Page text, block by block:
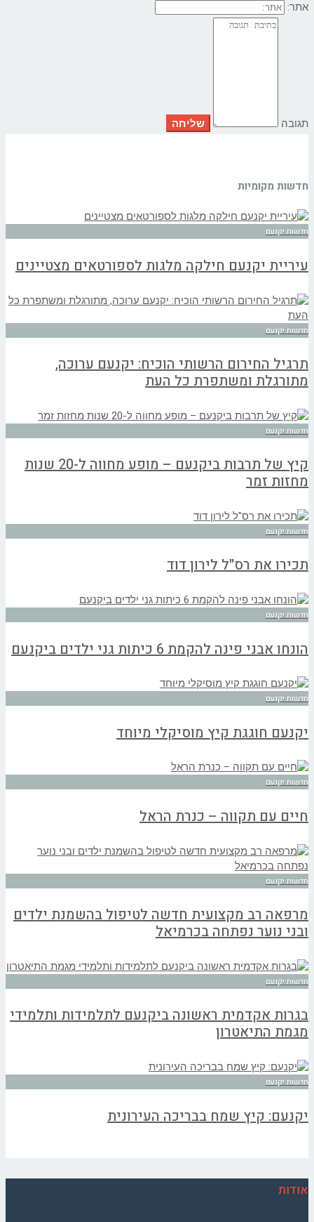
אתר:
תגובה
חדשות מקומיות
חדשות יקנעם
עיריית יקנעם חילקה מלגות לספורטאים מצטיינים
חדשות יקנעם
תרגיל החירום הרשותי הוכיח: יקנעם ערוכה,
מתורגלת ומשתפרת כל העת
חדשות יקנעם
קיץ של תרבות ביקנעם – מופע מחווה ל-20 שנות
מחזות זמר
חדשות יקנעם
תכירו את רס"ל לירון דוד
חדשות יקנעם
הונחו אבני פינה להקמת 6 כיתות גני ילדים ביקנעם
חדשות יקנעם
יקנעם חוגגת קיץ מוסיקלי מיוחד
חדשות יקנעם
חיים עם תקווה – כנרת הראל
חדשות יקנעם
מרפאה רב מקצועית חדשה לטיפול בהשמנת ילדים
ובני נוער נפתחה בכרמיאל
חדשות יקנעם
בגרות אקדמית ראשונה ביקנעם לתלמידות ותלמידי
מגמת התיאטרון
חדשות יקנעם
יקנעם: קיץ שמח בבריכה העירונית
אודות